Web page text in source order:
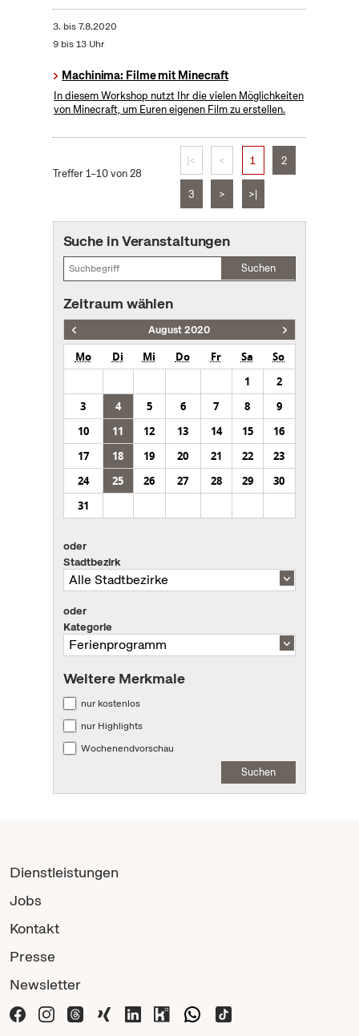
3. bis7.8.2020
9 bis 13 Uhr
Machinima: Filme mit Minecraft
In diesem Workshop nutzt Ihr die vielen Möglichkeiten
von Minecraft, um Euren eigenen Film zu erstellen.
Treffer 1–10 von 28
|< < 1 2
3 > >|
Suche in Veranstaltungen
Suchen
Zeitraum wählen
August 2020
Mo Di Mi Do Fr Sa
So
1
2
3
4 5 6 7 8
9
10
11 12 13 14 15
16
17
18 19 20 21 22
23
24
25 26 27 28 29
30
31
oder
Stadtbezirk
oder
Kategorie
Weitere Merkmale
nur kostenlos
nur Highlights
Wochenendvorschau
Suchen
Dienstleistungen
Jobs
Kontakt
Presse
Newsletter